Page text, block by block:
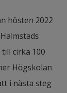
hösten 2022
cirka 100
Högskolan
i nästa steg